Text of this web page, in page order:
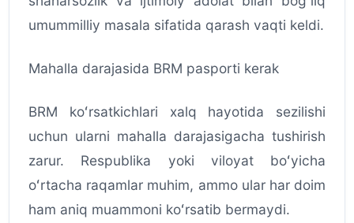
umummilliy masala sifatida qarash vaqti keldi.
Mahalla darajasida BRM pasporti kerak
BRM koʻrsatkichlari xalq hayotida sezilishi
uchun ularni mahalla darajasigacha tushirish
zarur. Respublika yoki viloyat boʻyicha
oʻrtacha raqamlar muhim, ammo ular har doim
ham aniq muammoni koʻrsatib bermaydi.